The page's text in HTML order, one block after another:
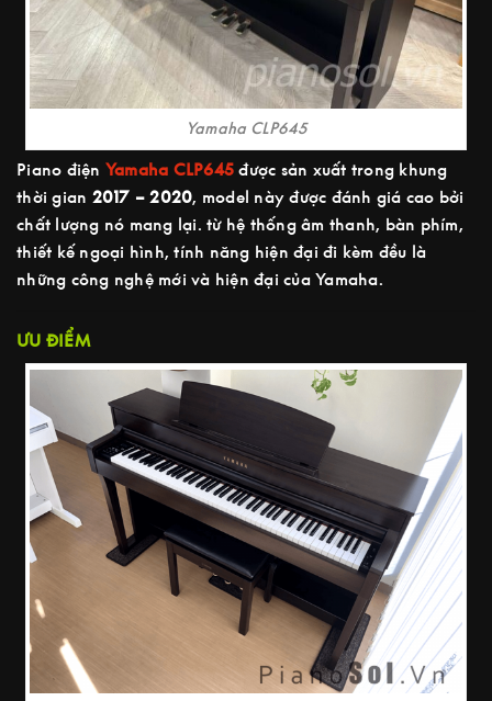
Yamaha CLP645
Piano điện Yamaha CLP645 được sản xuất trong khung
thời gian 2017 – 2020, model này được đánh giá cao bởi
chất lượng nó mang lại. từ hệ thống âm thanh, bàn phím,
thiết kế ngoại hình, tính năng hiện đại đi kèm đều là
những công nghệ mới và hiện đại của Yamaha.
ƯU ĐIỂM